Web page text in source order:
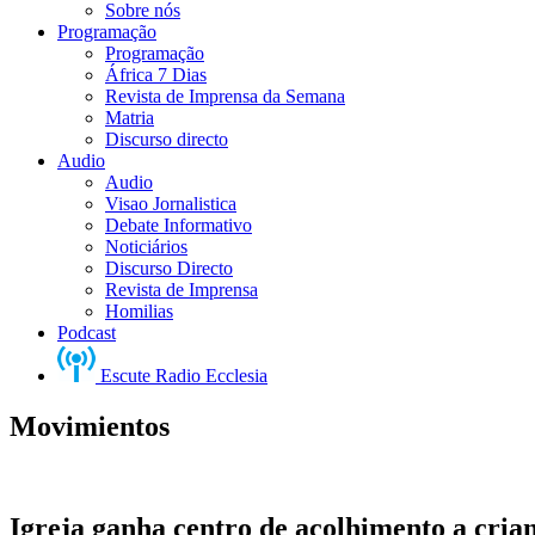
Sobre nós
Programação
Programação
África 7 Dias
Revista de Imprensa da Semana
Matria
Discurso directo
Audio
Audio
Visao Jornalistica
Debate Informativo
Noticiários
Discurso Directo
Revista de Imprensa
Homilias
Podcast
Escute Radio Ecclesia
Movimientos
Igreja ganha centro de acolhimento a